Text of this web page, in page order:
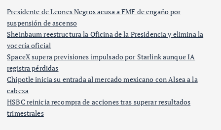
Presidente de Leones Negros acusa a FMF de engaño por
suspensión de ascenso
Sheinbaum reestructura la Oficina de la Presidencia y elimina la
vocería oficial
SpaceX supera previsiones impulsado por Starlink aunque IA
registra pérdidas
Chipotle inicia su entrada al mercado mexicano con Alsea a la
cabeza
HSBC reinicia recompra de acciones tras superar resultados
trimestrales